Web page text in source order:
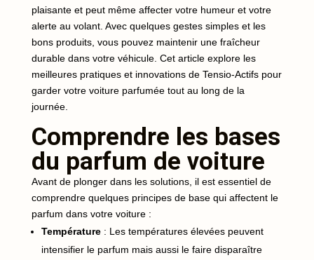
plaisante et peut même affecter votre humeur et votre
alerte au volant. Avec quelques gestes simples et les
bons produits, vous pouvez maintenir une fraîcheur
durable dans votre véhicule. Cet article explore les
meilleures pratiques et innovations de Tensio-Actifs pour
garder votre voiture parfumée tout au long de la
journée.
Comprendre les bases
du parfum de voiture
Avant de plonger dans les solutions, il est essentiel de
comprendre quelques principes de base qui affectent le
parfum dans votre voiture :
Température: Les températures élevées peuvent
intensifier le parfum mais aussi le faire disparaître